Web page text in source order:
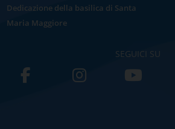
Dedicazione della basilica di Santa
Maria Maggiore
SEGUICI SU